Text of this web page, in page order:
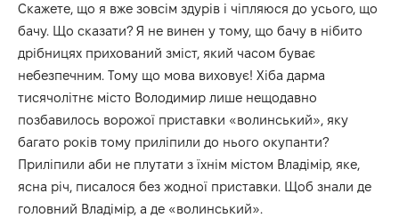
Скажете, що я вже зовсім здурів і чіпляюся до усього, що
бачу. Що сказати? Я не винен у тому, що бачу в нібито
дрібницях прихований зміст, який часом буває
небезпечним. Тому що мова виховує! Хіба дарма
тисячолітнє місто Володимир лише нещодавно
позбавилось ворожої приставки «волинський», яку
багато років тому приліпили до нього окупанти?
Приліпили аби не плутати з їхнім містом Владімір, яке,
ясна річ, писалося без жодної приставки. Щоб знали де
головний Владімір, а де «волинський».